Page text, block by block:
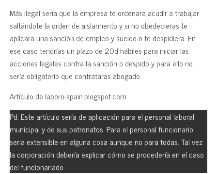
Más ilegal sería que la empresa te ordenara acudir a trabajar
saltándote la orden de aislamiento y si no obedecieras te
aplicara una sanción de empleo y sueldo o te despidiera. En
ese caso tendrías un plazo de 20d hábiles para iniciar las
acciones legales contra la sanción o despido y para ello no
sería obligatorio que contrataras abogado.
Artículo de laboro-spain.blogspot.com
Pd. Este artículo sería de aplicación para el personal laboral
municipal y de sus patronatos. Para el personal funcionario,
seria extensible en alguna cosa aunque no para todas. Tal vez
la corporación debería explicar cómo se procedería en el caso
del funcionariado